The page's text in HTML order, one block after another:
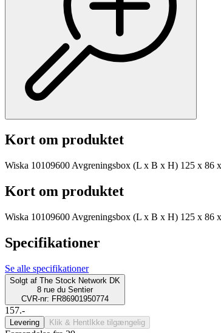
Kort om produktet
Wiska 10109600 Avgreningsbox (L x B x H) 125 x 86
Kort om produktet
Wiska 10109600 Avgreningsbox (L x B x H) 125 x 86
Specifikationer
Se alle specifikationer
Solgt af The Stock Network DK
8 rue du Sentier
CVR-nr: FR86901950774
157.-
Levering Klik & Hent Ikke tilgængelig